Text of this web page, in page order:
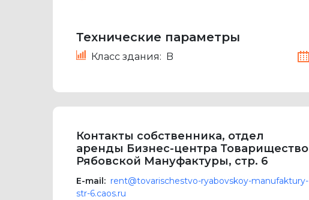
Технические параметры
Класс здания: B
Контакты собственника, отдел
аренды Бизнес-центра Товарищество
Рябовской Мануфактуры, стр. 6
E-mail: rent@tovarischestvo-ryabovskoy-manufaktury-
str-6.caos.ru